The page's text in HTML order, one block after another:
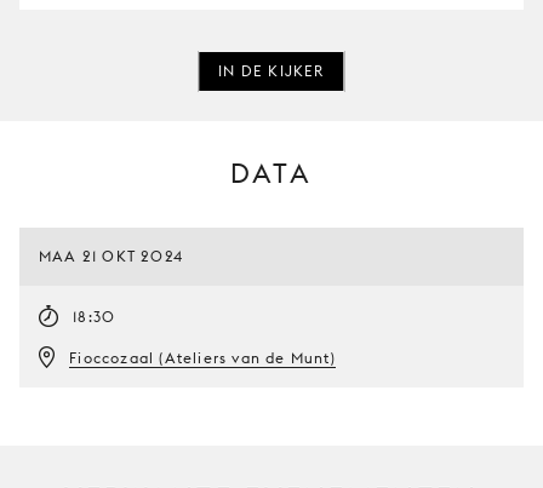
IN DE KIJKER
DATA
MAA 21 OKT 2024
18:30
Fioccozaal (Ateliers van de Munt)